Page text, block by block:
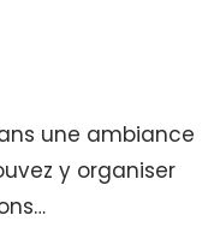
une ambiance
y organiser